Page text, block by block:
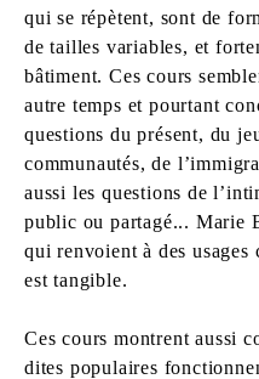
qui se répètent, sont de
de tailles variables, et
bâtiment. Ces cours
autre temps et pourtant
questions du présent, du
communautés, de
aussi les questions de
public ou partagé... Marie
qui renvoient à des
est tangible.
Ces cours montrent aussi
dites populaires